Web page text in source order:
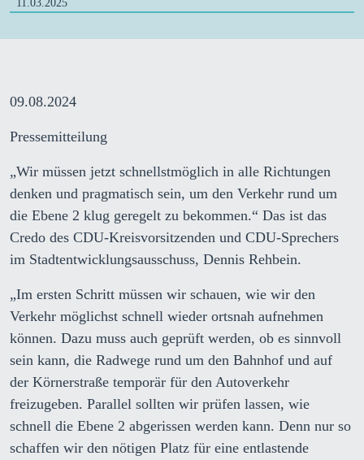
11.03.2025
09.08.2024
Pressemitteilung
„Wir müssen jetzt schnellstmöglich in alle Richtungen
denken und pragmatisch sein, um den Verkehr rund um
die Ebene 2 klug geregelt zu bekommen.“ Das ist das
Credo des CDU-Kreisvorsitzenden und CDU-Sprechers
im Stadtentwicklungsausschuss, Dennis Rehbein.
„Im ersten Schritt müssen wir schauen, wie wir den
Verkehr möglichst schnell wieder ortsnah aufnehmen
können. Dazu muss auch geprüft werden, ob es sinnvoll
sein kann, die Radwege rund um den Bahnhof und auf
der Körnerstraße temporär für den Autoverkehr
freizugeben. Parallel sollten wir prüfen lassen, wie
schnell die Ebene 2 abgerissen werden kann. Denn nur so
schaffen wir den nötigen Platz für eine entlastende